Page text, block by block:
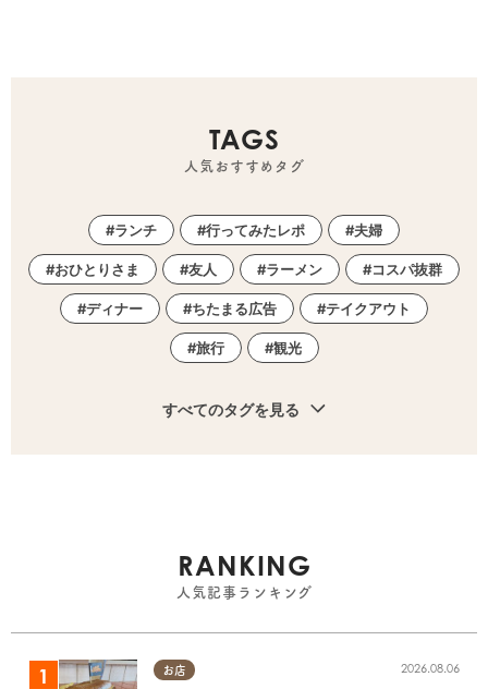
TAGS
人気おすすめタグ
ランチ 行ってみたレポ 夫婦
おひとりさま 友人 ラーメン コスパ抜群
ディナー ちたまる広告 テイクアウト
旅行 観光
すべてのタグを見る
RANKING
人気記事ランキング
お店 2026.08.06